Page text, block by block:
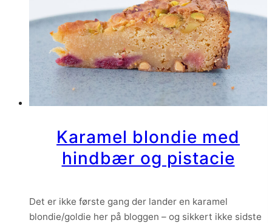
Karamel blondie med
hindbær og pistacie
Det er ikke første gang der lander en karamel
blondie/goldie her på bloggen – og sikkert ikke sidste